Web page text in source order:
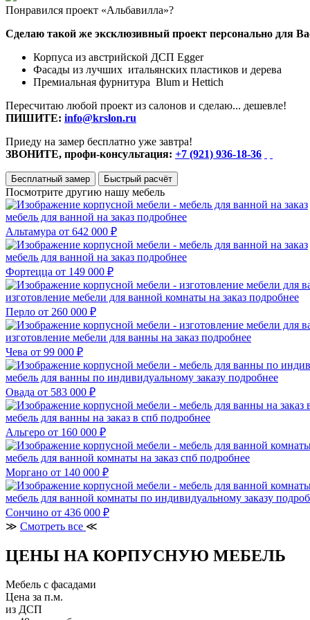
Понравился проект «Альбавилла»?
Сделаю такой же эксклюзивный проект персонально для
Корпуса из австрийской ДСП Egger
Фасады из лучших итальянских пластиков и дерева
Премиальная фурнитура Blum и Hettich
Пересчитаю любой проект из салонов и сделаю... дешевле!
ПИШИТЕ: info@krslon.ru
Приеду на замер бесплатно уже завтра!
ЗВОНИТЕ, профи-консультация: +7 (921) 936-18-36
Бесплатный замер Быстрый расчёт
Посмотрите другию нашу мебель
мебель для ванной на заказ подробнее
Альтамура от 642 000 ₽
мебель для ванной на заказ подробнее
Фортецца от 149 000 ₽
изготовление мебели для ванной комнаты на заказ подробнее
Перло от 260 000 ₽
изготовление мебели для ванны на заказ подробнее
Чева от 99 000 ₽
мебель для ванны по индивидуальному заказу подробнее
Овада от 583 000 ₽
мебель для ванны на заказ в спб подробнее
Альгеро от 160 000 ₽
мебель для ванной комнаты на заказ спб подробнее
Моргано от 140 000 ₽
мебель для ванной комнаты по индивидуальному заказу
Сончино от 436 000 ₽
≫ Смотреть все ≪
ЦЕНЫ НА КОРПУСНУЮ МЕБЕЛЬ
Мебель с фасадами
Цена за п.м.
из ДСП